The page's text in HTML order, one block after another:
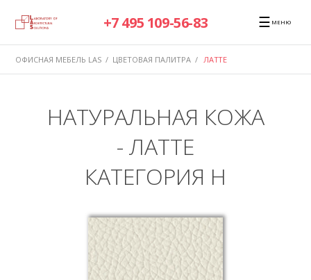
+7 495 109-56-83 ☰ МЕНЮ
ОФИСНАЯ МЕБЕЛЬ LAS / ЦВЕТОВАЯ ПАЛИТРА / ЛАТТЕ
НАТУРАЛЬНАЯ КОЖА
- ЛАТТЕ
КАТЕГОРИЯ H